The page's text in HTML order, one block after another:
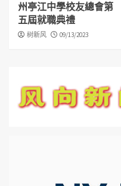
州亭江中學校友總會第
五屆就職典禮
树新风 09/13/2023